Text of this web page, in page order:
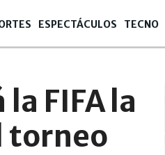
ESPECTÁCULOS TECNO
FIFA la
torneo